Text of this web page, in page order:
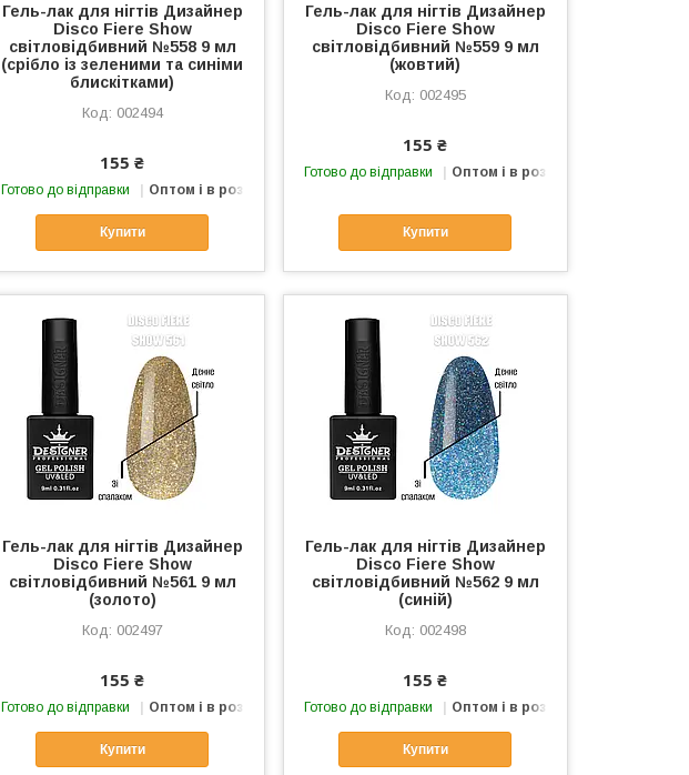
Гель-лак для нігтів Дизайнер
Disco Fiere Show
світловідбивний №558 9 мл
(срібло із зеленими та синіми
блискітками)
002494
155 ₴
Готово до відправки Оптом і в роздріб
Купити
Гель-лак для нігтів Дизайнер
Disco Fiere Show
світловідбивний №559 9 мл
(жовтий)
002495
155 ₴
Готово до відправки Оптом і в роздріб
Купити
Гель-лак для нігтів Дизайнер
Disco Fiere Show
світловідбивний №561 9 мл
(золото)
002497
155 ₴
Готово до відправки Оптом і в роздріб
Купити
Гель-лак для нігтів Дизайнер
Disco Fiere Show
світловідбивний №562 9 мл
(синій)
002498
155 ₴
Готово до відправки Оптом і в роздріб
Купити